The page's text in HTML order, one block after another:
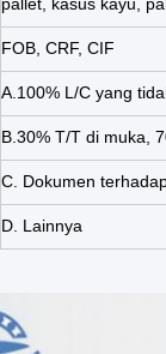
FOB, CRF, CIF
A.100% L/C yang
B.30% T/T di muka,
C. Dokumen
D. Lainnya